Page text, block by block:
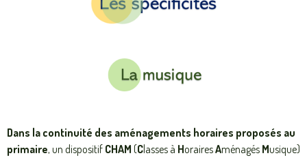
Dans la continuité des aménagements horaires proposés au
primaire, un dispositif CHAM (Classes à HorairesAménagés Musique)